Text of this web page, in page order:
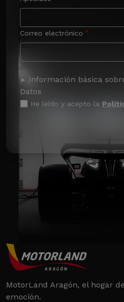
Correo electrónico
Información básica
Datos
He leído y acepto la
MotorLand Aragón, el hogar
emoción.